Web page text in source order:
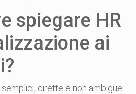
spiegare HR
ai
dirette e non ambigue.